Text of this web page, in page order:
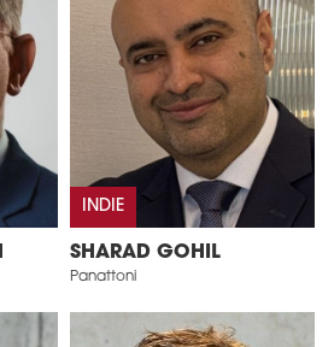
INDIE
SHARAD GOHIL
Panattoni